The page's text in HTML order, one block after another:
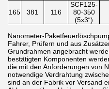
165 381 116
SCF125-
80-350
(5x3“)
Nanometer-
Fahrer, Prüfern und aus
Grundrahmen angebracht
bestätigten Komponenten
die mit den Anforderungen von
notwendige Verdrahtung
sind an der Fabrik vor Versand